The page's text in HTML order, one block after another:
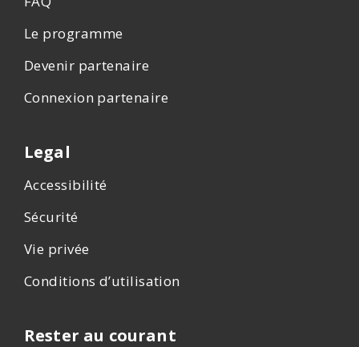
Le programme
Devenir partenaire
Connexion partenaire
Legal
Accessibilité
Sécurité
Vie privée
Conditions d’utilisation
Rester au courant